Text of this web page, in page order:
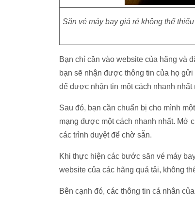
Săn vé máy bay giá rẻ không thể
Bạn chỉ cần vào website của hãng và
bạn sẽ nhận được thông tin của họ
để được nhận tin một cách nhanh
Sau đó, bạn cần chuẩn bị cho mình
mạng được một cách nhanh nhất. Mở
các trình duyệt để chờ sẵn.
Khi thực hiện các bước săn vé máy
website của các hãng quá tải, không
Bên cạnh đó, các thông tin cá nhân